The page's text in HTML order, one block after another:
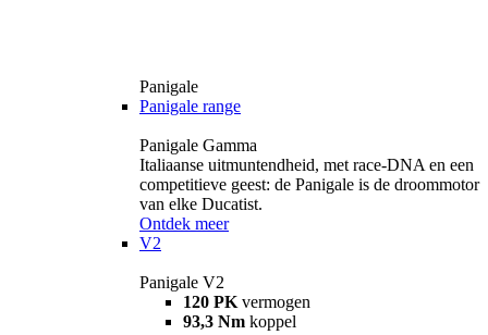
Panigale
Panigale range
Panigale Gamma
Italiaanse uitmuntendheid, met race-DNA en een
competitieve geest: de Panigale is de droommotor
van elke Ducatist.
Ontdek meer
V2
Panigale V2
120 PK vermogen
93,3 Nm koppel